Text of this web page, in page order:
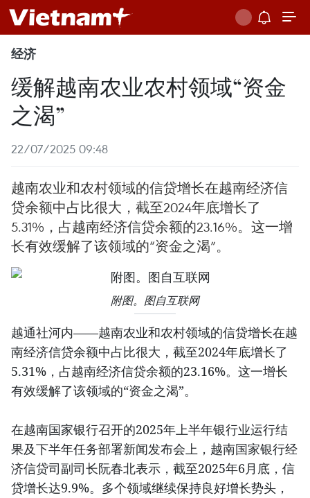
经济
缓解越南农业农村领域“资金
之渴”
22/07/2025 09:48
越南农业和农村领域的信贷增长在越南经济信
贷余额中占比很大，截至2024年底增长了
5.31%，占越南经济信贷余额的23.16%。这一增
长有效缓解了该领域的“资金之渴”。
附图。图自互联网
越通社河内——越南农业和农村领域的信贷增长在越
南经济信贷余额中占比很大，截至2024年底增长了
5.31%，占越南经济信贷余额的23.16%。这一增长
有效缓解了该领域的“资金之渴”。
在越南国家银行召开的2025年上半年银行业运行结
果及下半年任务部署新闻发布会上，越南国家银行经
济信贷司副司长阮春北表示，截至2025年6月底，信
贷增长达9.9%。多个领域继续保持良好增长势头，